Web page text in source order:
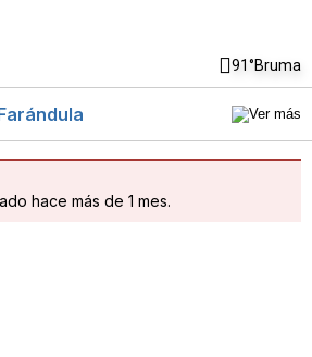
91°Bruma
hace más de 1 mes.